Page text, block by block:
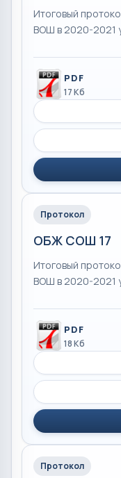
Итоговый
ВОШ в 2020-2021
PDF
17 Кб
Протокол
ОБЖ СОШ 17
Итоговый
ВОШ в 2020-2021
PDF
18 Кб
Протокол